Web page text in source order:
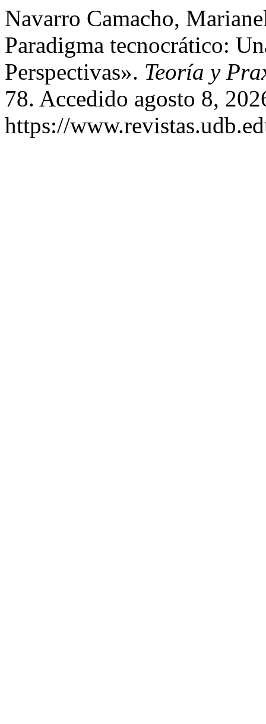
Navarro Camacho,
Paradigma tecnocrático:
Perspectivas». Teoría y
78. Accedido agosto 8,
https://